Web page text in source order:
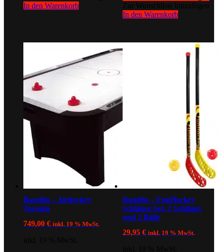
In den Warenkorb
In den Warenkorb
Bandito – Airhockey
Toronto
749,00 € inkl. 19 % MwSt.
Bandito – FunHockey
Schläger-Set, 2 Schläger
und 2 Bälle
29,95 € inkl. 19 % MwSt.